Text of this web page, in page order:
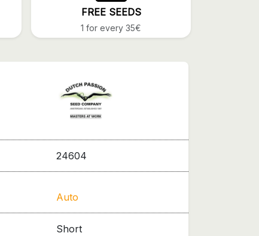
FREE SEEDS
1 for every 35€
24604
Auto
Short